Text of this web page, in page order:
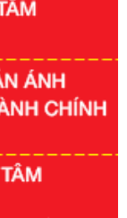
phủ: Quy
2026 - 2030
tục hành
lĩnh vực hỗ trợ
thẩm
lý Khu kinh